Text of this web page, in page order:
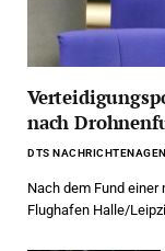
nach
DTS
Nach dem Fund
Flughafen Halle/